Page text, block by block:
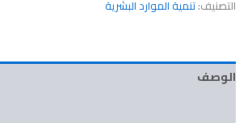
التصنيف:تنمية الموارد البشرية
الوصف